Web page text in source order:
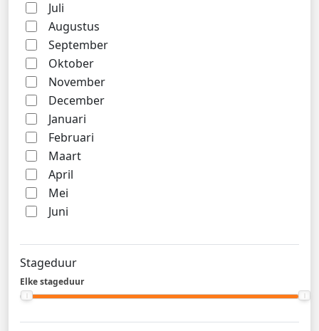
Juli
Augustus
September
Oktober
November
December
Januari
Februari
Maart
April
Mei
Juni
Stageduur
Elke stageduur